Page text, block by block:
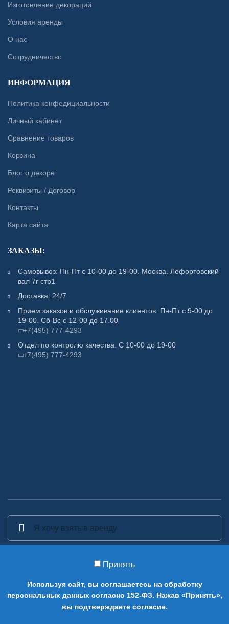
Изготовление декораций
Условия аренды
О нас
Сотрудничество
ИНФОРМАЦИЯ
Политика конфедициальности
Личный кабинет
Сравнение товаров
Корзина
Блог о декоре
Реквизиты / Договор
Контакты
Карта сайта
ЗАКАЗЫ:
Самовывоз: Пн-Пт с 10-00 до 19-00. Москва. Лефортовский
вал 7г стр1
Доставка: 24/7
Прием заказов и обслуживание клиентов. Пн-Пт с 9-00 до
19-00. Сб-Вс с 12-00 до 17.00
+7(495) 777-4293
Отдел по контролю качества. С 10-00 до 19-00
+7(495) 777-4293
предметов декора в Москве.
0
Принять
Используя сайт, вы соглашаетесь на обработку
персональных данных согласно 152-ФЗ. Нажав «Принять»,
вы подтверждаете согласие.